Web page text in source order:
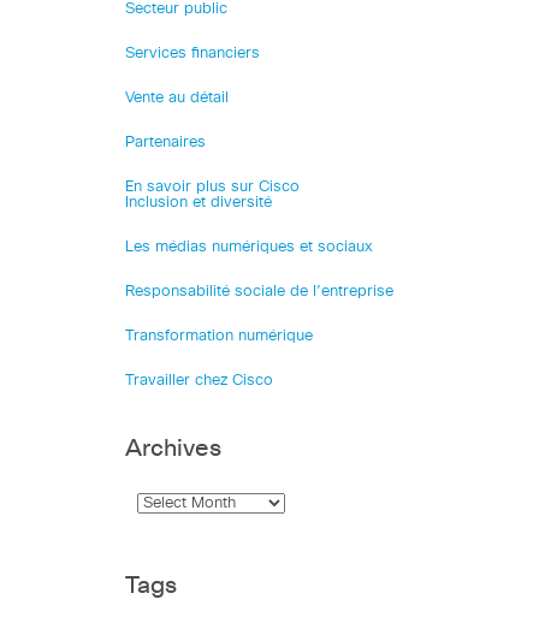
Secteur public
Services financiers
Vente au détail
Partenaires
En savoir plus sur Cisco
Inclusion et diversité
Les médias numériques et sociaux
Responsabilité sociale de l’entreprise
Transformation numérique
Travailler chez Cisco
Archives
Tags